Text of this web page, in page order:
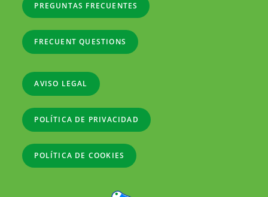
PREGUNTAS FRECUENTES
FRECUENT QUESTIONS
AVISO LEGAL
POLÍTICA DE PRIVACIDAD
POLÍTICA DE COOKIES